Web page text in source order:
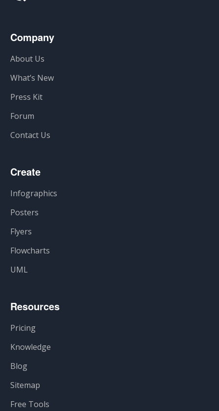
Company
About Us
What’s New
Press Kit
Forum
Contact Us
Create
Infographics
Posters
Flyers
Flowcharts
UML
Resources
Pricing
Knowledge
Blog
Sitemap
Free Tools